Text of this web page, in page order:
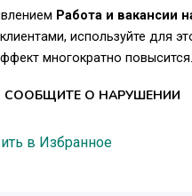
Работа и вакансии
используйте для
многократно повысится.
СООБЩИТЕ О НАРУШЕНИИ
в Избранное